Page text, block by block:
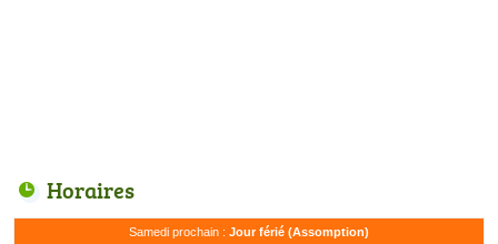
Horaires
Samedi prochain : Jour férié (Assomption)